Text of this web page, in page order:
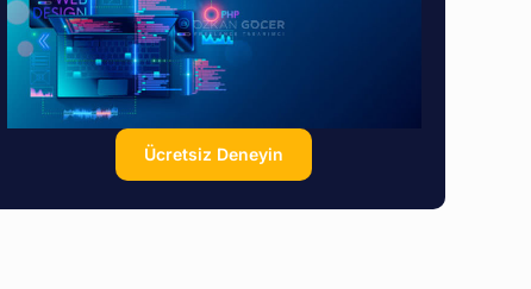
Ücretsiz Deneyin